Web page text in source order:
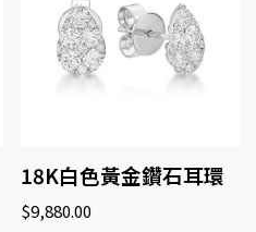
18K白色黃金鑽石耳環
$9,880.00